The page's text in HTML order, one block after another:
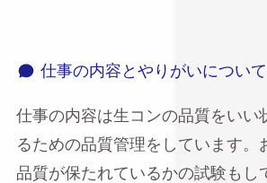
仕事の内容とやりがいについて
仕事の内容は生コンの品質をいい
るための品質管理をしています。
品質が保たれているかの試験もし